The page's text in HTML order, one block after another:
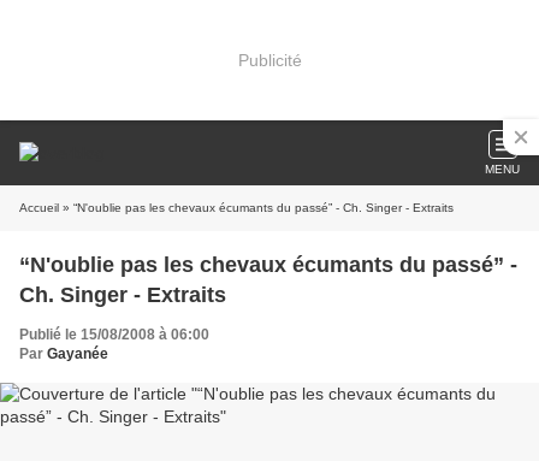
Publicité
MENU
Accueil » “N'oublie pas les chevaux écumants du passé” - Ch. Singer - Extraits
“N'oublie pas les chevaux écumants du passé” -
Ch. Singer - Extraits
Publié le 15/08/2008 à 06:00
Par Gayanée